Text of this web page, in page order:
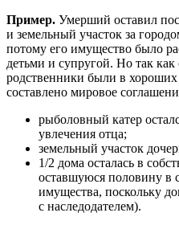
Пример. Умерший оставил
и земельный участок за
потому его имущество было
детьми и супругой. Но так
родственники были в
составлено мировое
рыболовный катер
увлечения отца;
земельный участок
1/2 дома осталась в
оставшуюся половину в
имущества, поскольку
с наследодателем).